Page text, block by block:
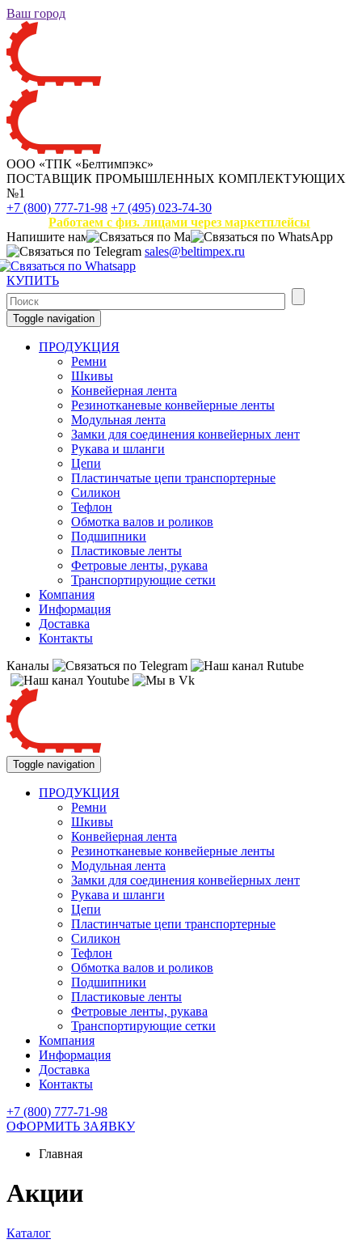
Ваш город
ООО «ТПК «Белтимпэкс»
ПОСТАВЩИК ПРОМЫШЛЕННЫХ КОМПЛЕКТУЮЩИХ
№1
+7 (800) 777-71-98 +7 (495) 023-74-30
Работаем с физ. лицами через маркетплейсы
Напишите нам
sales@beltimpex.ru
КУПИТЬ
Toggle navigation
ПРОДУКЦИЯ
Ремни
Шкивы
Конвейерная лента
Резинотканевые конвейерные ленты
Модульная лента
Замки для соединения конвейерных лент
Рукава и шланги
Цепи
Пластинчатые цепи транспортерные
Силикон
Тефлон
Обмотка валов и роликов
Подшипники
Пластиковые ленты
Фетровые ленты, рукава
Транспортирующие сетки
Компания
Информация
Доставка
Контакты
Каналы
Toggle navigation
ПРОДУКЦИЯ
Ремни
Шкивы
Конвейерная лента
Резинотканевые конвейерные ленты
Модульная лента
Замки для соединения конвейерных лент
Рукава и шланги
Цепи
Пластинчатые цепи транспортерные
Силикон
Тефлон
Обмотка валов и роликов
Подшипники
Пластиковые ленты
Фетровые ленты, рукава
Транспортирующие сетки
Компания
Информация
Доставка
Контакты
+7 (800) 777-71-98
ОФОРМИТЬ ЗАЯВКУ
Главная
Акции
Каталог